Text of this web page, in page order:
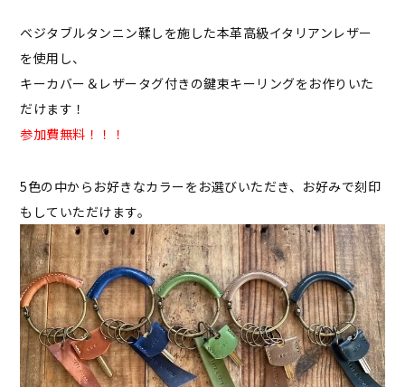
ベジタブルタンニン鞣しを施した本革高級イタリアンレザー
を使用し、
キーカバー＆レザータグ付きの鍵束キーリングをお作りいた
だけます！
参加費無料！！！
5色の中からお好きなカラーをお選びいただき、お好みで刻印
もしていただけます。